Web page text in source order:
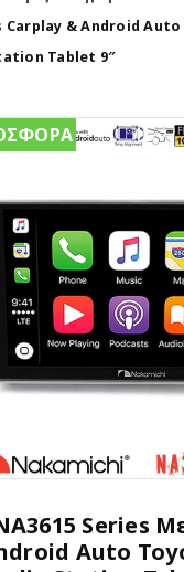
Carplay & Android
Tablet 9″
Series
Auto